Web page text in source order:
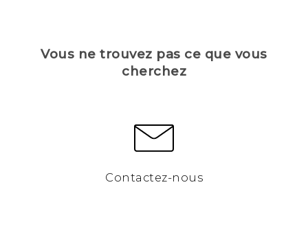
Vous ne trouvez pas ce que vous
cherchez
Contactez-nous